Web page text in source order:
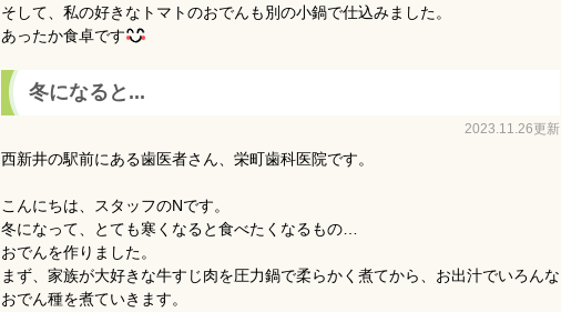
そして、私の好きなトマトのおでんも別の小鍋で仕込みました。
あったか食卓です
冬になると...
2023.11.26更新
西新井の駅前にある歯医者さん、栄町歯科医院です。
こんにちは、スタッフのNです。
冬になって、とても寒くなると食べたくなるもの…
おでんを作りました。
まず、家族が大好きな牛すじ肉を圧力鍋で柔らかく煮てから、お出汁でいろんな
おでん種を煮ていきます。